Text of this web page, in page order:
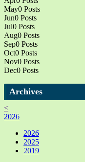
May0 Posts
Jun0 Posts
Jul0 Posts
Aug0 Posts
Sep0 Posts
Oct0 Posts
Nov0 Posts
Dec0 Posts
Archives
<
2026
2026
2025
2019